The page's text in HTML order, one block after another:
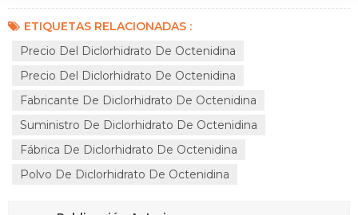
ETIQUETAS RELACIONADAS :
Precio Del Diclorhidrato De Octenidina
Precio Del Diclorhidrato De Octenidina
Fabricante De Diclorhidrato De Octenidina
Suministro De Diclorhidrato De Octenidina
Fábrica De Diclorhidrato De Octenidina
Polvo De Diclorhidrato De Octenidina